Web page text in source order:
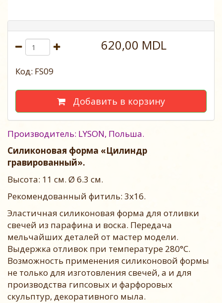
620,00 MDL
Код: FS09
Добавить в корзину
Производитель: LYSON, Польша.
Силиконовая форма «Цилиндр
гравированный».
Высота: 11 см. Ø 6.3 cм.
Рекомендованный фитиль: 3х16.
Эластичная силиконовая форма для отливки
свечей из парафина и воска. Передача
мельчайших деталей от мастер модели.
Выдержка отливок при температуре 280°С.
Возможность применения силиконовой формы
не только для изготовления свечей, а и для
производства гипсовых и фарфоровых
скульптур, декоративного мыла.